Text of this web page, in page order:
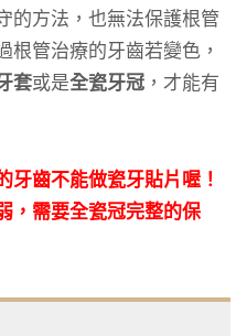
的方法，也無法保護根管
根管治療的牙齒若變色，
套或是全瓷牙冠 ，才能有
齒不能做瓷牙貼片喔！
，需要全瓷冠完整的保